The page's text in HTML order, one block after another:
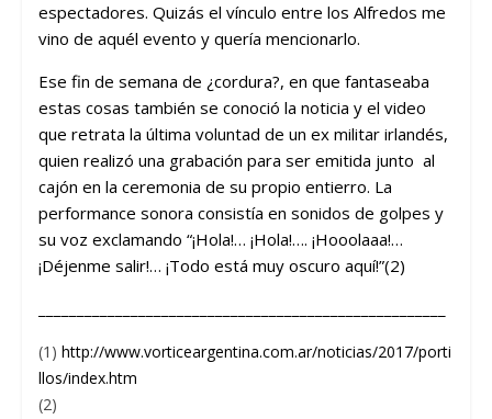
espectadores. Quizás el vínculo entre los Alfredos me
vino de aquél evento y quería mencionarlo.
Ese fin de semana de ¿cordura?, en que fantaseaba
estas cosas también se conoció la noticia y el video
que retrata la última voluntad de un ex militar irlandés,
quien realizó una grabación para ser emitida junto al
cajón en la ceremonia de su propio entierro. La
performance sonora consistía en sonidos de golpes y
su voz exclamando “¡Hola!… ¡Hola!…. ¡Hooolaaa!…
¡Déjenme salir!… ¡Todo está muy oscuro aquí!”(2)
(1) http://www.vorticeargentina.com.ar/noticias/2017/porti
llos/index.htm
(2)